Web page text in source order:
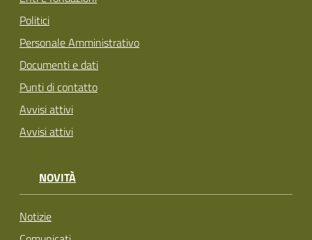
Politici
Personale Amministrativo
Documenti e dati
Punti di contatto
Avvisi attivi
Avvisi attivi
NOVITÀ
Notizie